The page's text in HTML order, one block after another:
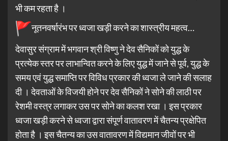
भी कम रहता है ।
नूतनवर्षारंभ पर ध्वजा खड़ी करने का शास्त्रीय महत्व…
देवासुर संग्राम में भगवान श्री विष्णु ने देव सैनिकों को युद्ध के
प्रत्येक स्तर पर लाभान्वित करने के लिए युद्ध में जाने से पूर्व, युद्ध के
समय एवं युद्ध समाप्ति पर विविध प्रकार की ध्वजा ले जाने की सलाह
दी । देवताओं के विजयी होने पर देव सैनिकों ने सोने की लाठी पर
रेशमी वस्त्र लगाकर उस पर सोने का कलश रखा । इस प्रकार
ध्वजा खड़ी करने से ध्वजा द्वारा संपूर्ण वातावरण में चैतन्य प्रक्षेपित
होता है । इस चैतन्य का उस वातावरण में विद्यमान जीवों पर भी